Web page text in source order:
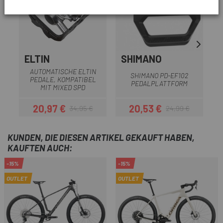
ELTIN
AUTOMATISCHE ELTIN
PEDALE, KOMPATIBEL
MIT MIXED SPD
Preis
20,97 €Regulärer Preis
34,95 €
SHIMANO
SHIMANO PD-EF102
PEDALPLATTFORM
Preis
20,53 €Regulärer Preis
24,99 €
KUNDEN, DIE DIESEN ARTIKEL GEKAUFT HABEN,
KAUFTEN AUCH:
-15%
OUTLET
-15%
OUTLET